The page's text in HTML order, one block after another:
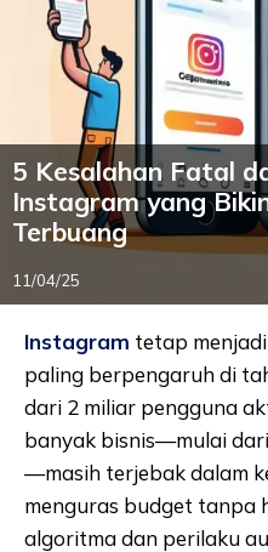
5 Kesalahan Fatal
Instagram yang
Terbuang
11/04/25
Instagram tetap
paling berpengaruh di
dari 2 miliar pengguna
banyak bisnis—mulai dari
—masih terjebak dalam
menguras budget tanpa
algoritma dan perilaku